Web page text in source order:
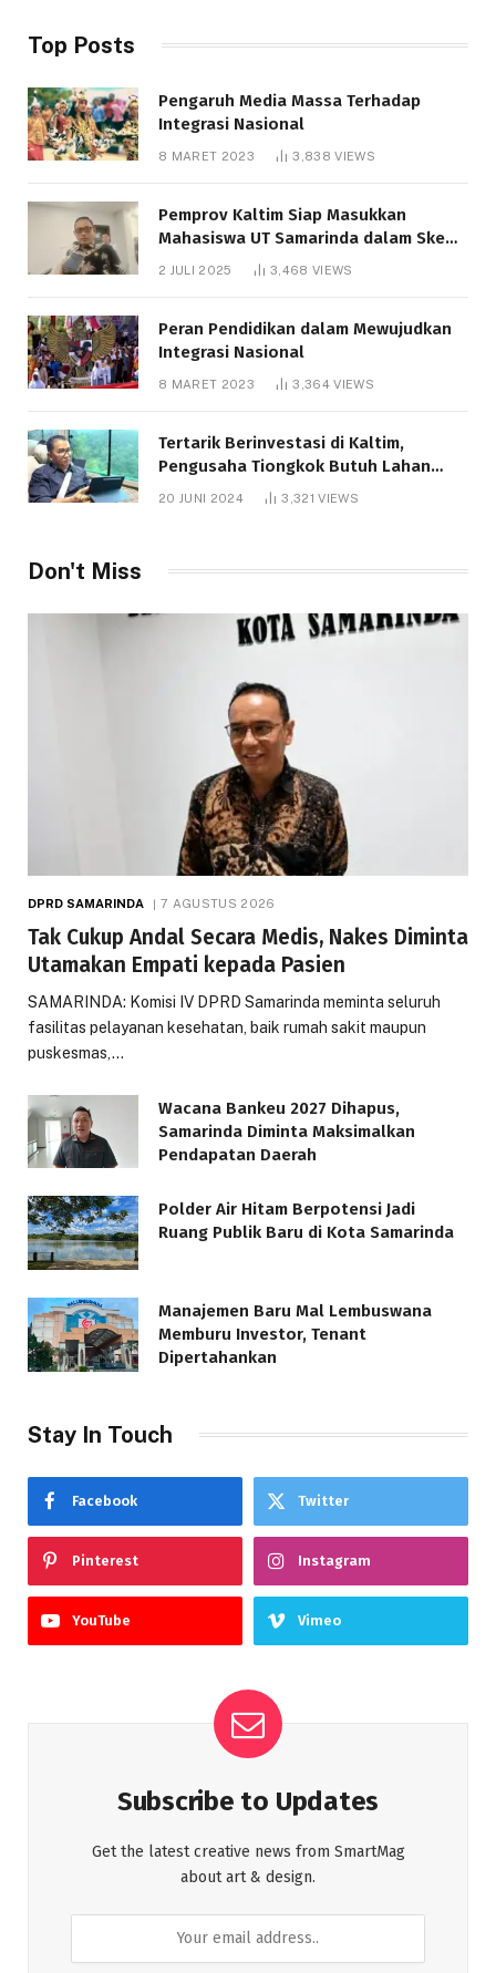
Top Posts
Pengaruh Media Massa Terhadap
Integrasi Nasional
8 MARET 2023 3,838VIEWS
Pemprov Kaltim Siap Masukkan
Mahasiswa UT Samarinda dalam Skema
Bantuan Pendidikan Gratispol
2 JULI 2025 3,468 VIEWS
Peran Pendidikan dalam Mewujudkan
Integrasi Nasional
8 MARET 2023 3,364VIEWS
Tertarik Berinvestasi di Kaltim,
Pengusaha Tiongkok Butuh Lahan
1.000 Hektare
20 JUNI 2024 3,321VIEWS
Don't Miss
DPRD SAMARINDA 7 AGUSTUS 2026
Tak Cukup Andal Secara Medis, Nakes Diminta
Utamakan Empati kepada Pasien
SAMARINDA: Komisi IV DPRD Samarinda meminta seluruh
fasilitas pelayanan kesehatan, baik rumah sakit maupun
puskesmas,…
Wacana Bankeu 2027 Dihapus,
Samarinda Diminta Maksimalkan
Pendapatan Daerah
Polder Air Hitam Berpotensi Jadi
Ruang Publik Baru di Kota Samarinda
Manajemen Baru Mal Lembuswana
Memburu Investor, Tenant
Dipertahankan
Stay In Touch
Facebook Twitter
Pinterest Instagram
YouTube Vimeo
Subscribe to Updates
Get the latest creative news from SmartMag
about art & design.